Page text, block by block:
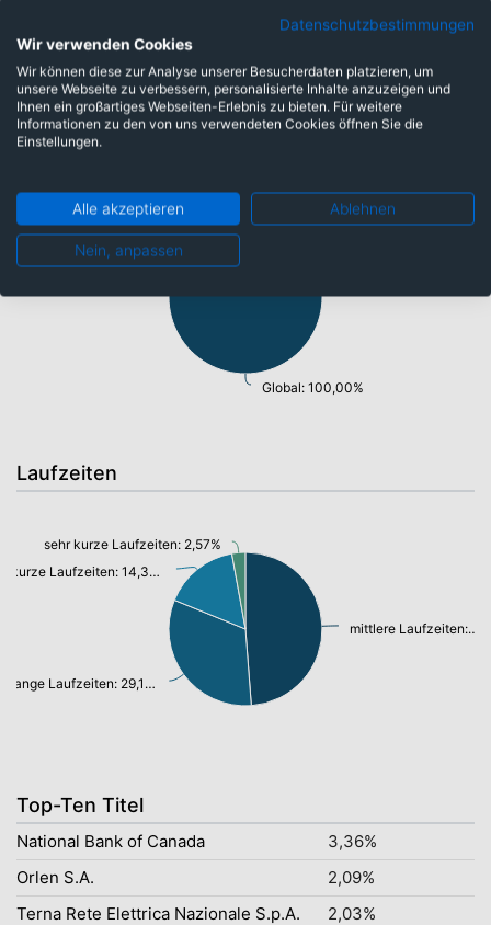
Länder
Global: 100,00%
Laufzeiten
mittlere Laufzeiten: 43,85%
lange Laufzeiten: 29,10%
kurze Laufzeiten: 14,36%
sehr kurze Laufzeiten: 2,57%
Top-Ten Titel
National Bank of Canada
3,36%
Orlen S.A.
2,09%
Terna Rete Elettrica Nazionale S.p.A.
2,03%
Datenschutzbestimmungen
Wir verwenden Cookies
Wir können diese zur Analyse unserer Besucherdaten platzieren, um
unsere Webseite zu verbessern, personalisierte Inhalte anzuzeigen und
Ihnen ein großartiges Webseiten-Erlebnis zu bieten. Für weitere
Informationen zu den von uns verwendeten Cookies öffnen Sie die
Einstellungen.
Alle akzeptieren Ablehnen
Nein, anpassen